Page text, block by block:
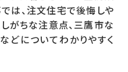
は、注文住宅で後悔しや
がちな注意点、三鷹市な
どについてわかりやすく